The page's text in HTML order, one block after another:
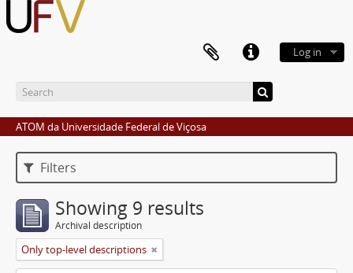
Log in
ATOM da Universidade Federal de Viçosa
Filters
Showing 9 results
Archival description
Only top-level descriptions